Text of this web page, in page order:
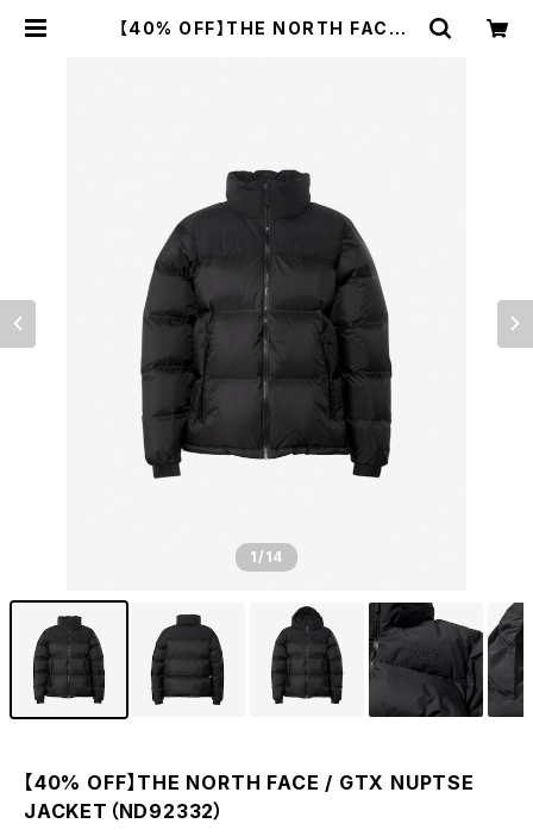
【40% OFF】THE NORTH FACE /
1/14
【40% OFF】THE NORTH FACE / GTX NUPTSE
JACKET（ND92332）